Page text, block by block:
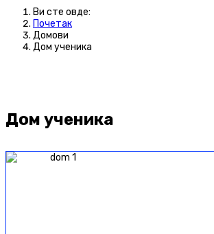
Ви сте овде:
Почетак
Домови
Дом ученика
Дом ученика